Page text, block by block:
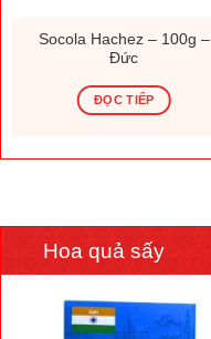
Socola Hachez – 100g –
Đức
ĐỌC TIẾP
Hoa quả sấy